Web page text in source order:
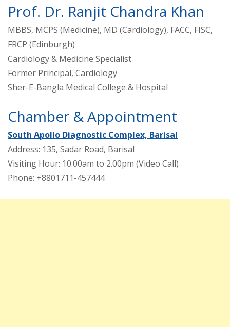
Prof. Dr. Ranjit Chandra Khan
MBBS, MCPS (Medicine), MD (Cardiology), FACC, FISC,
FRCP (Edinburgh)
Cardiology & Medicine Specialist
Former Principal, Cardiology
Sher-E-Bangla Medical College & Hospital
Chamber & Appointment
South Apollo Diagnostic Complex, Barisal
Address: 135, Sadar Road, Barisal
Visiting Hour: 10.00am to 2.00pm (Video Call)
Phone: +8801711-457444